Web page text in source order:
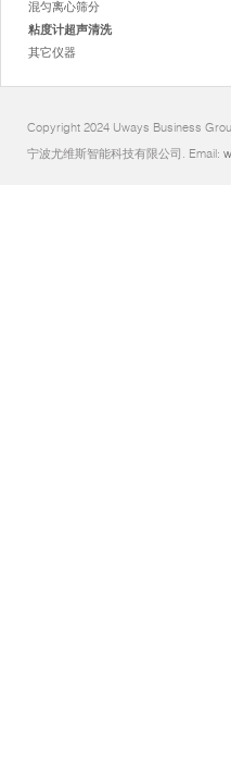
混匀离心筛分
粘度计超声清洗
其它仪器
Copyright 2024 Uways Business
宁波尤维斯智能科技有限公司. Email: